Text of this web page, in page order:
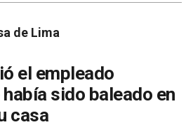
de Lima
el empleado
sido baleado en
casa